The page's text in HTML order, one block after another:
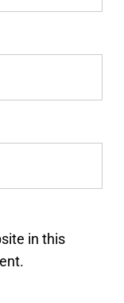
in this